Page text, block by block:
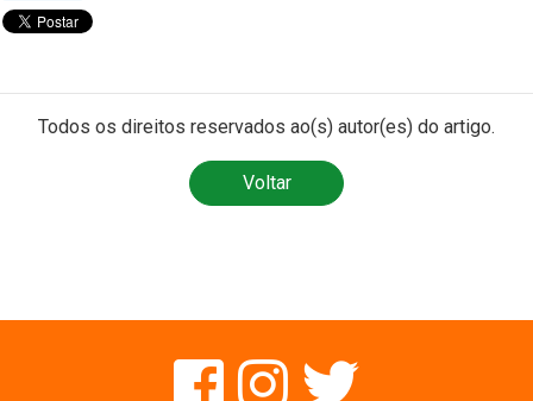
Todos os direitos reservados ao(s) autor(es) do artigo.
Voltar